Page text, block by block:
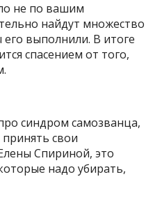
не по вашим
найдут множество
выполнили. В итоге
спасением от того,
синдром самозванца,
свои
Спириной, это
надо убирать,